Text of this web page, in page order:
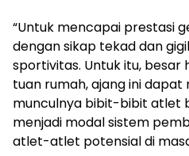
“Untuk mencapai prestasi
dengan sikap tekad dan
sportivitas. Untuk itu, besar
tuan rumah, ajang ini dapat
munculnya bibit-bibit atlet
menjadi modal sistem
atlet-atlet potensial di